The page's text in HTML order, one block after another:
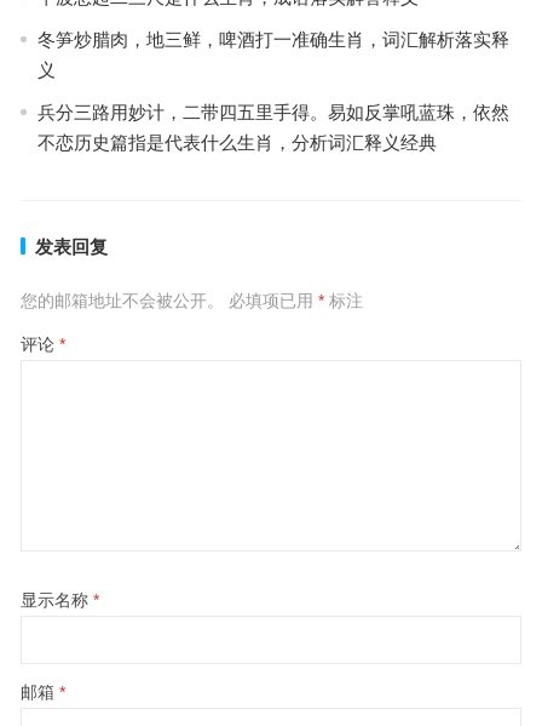
冬笋炒腊肉，地三鲜，啤酒打一准确生肖，词汇解析落实释
义
兵分三路用妙计，二带四五里手得。易如反掌吼蓝珠，依然
不恋历史篇指是代表什么生肖，分析词汇释义经典
发表回复
您的邮箱地址不会被公开。 必填项已用 *标注
评论 *
显示名称 *
邮箱 *